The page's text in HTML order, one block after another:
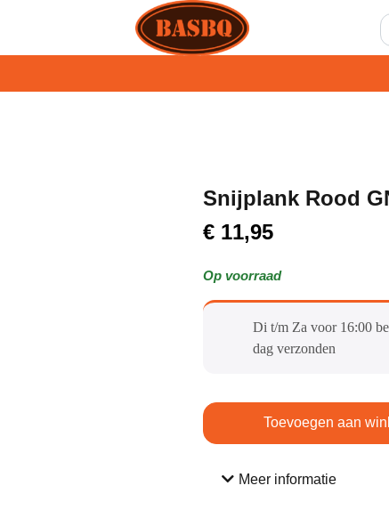
Snijplank Rood
€ 11,95
Op voorraad
Di t/m Za voor 16:00
dag verzonden​
Toevoegen aan
Meer informatie